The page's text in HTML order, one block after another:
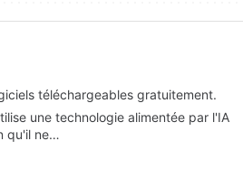
téléchargeables gratuitement.
une technologie alimentée par l'IA
qu'il ne…